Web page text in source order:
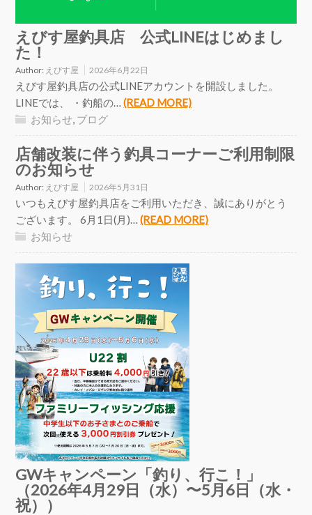
えびす屋釣具店 公式LINEはじめまし
た！
Author: えびす屋 2026年6月22日
えびす屋釣具店の公式LINEアカウントを開設しました。
LINEでは、 ・釣船の…(READ MORE)
お知らせ, ブログ
店舗改装に伴う釣具コーナーご利用制限
のお知らせ
Author: えびす屋 2026年5月31日
いつもえびす屋釣具店をご利用いただき、誠にありがとう
ございます。 6月1日(月)…(READ MORE)
お知らせ
GWキャンペーン「釣り、行こ！」
（2026年4月29日（水）〜5月6日（水・
祝））